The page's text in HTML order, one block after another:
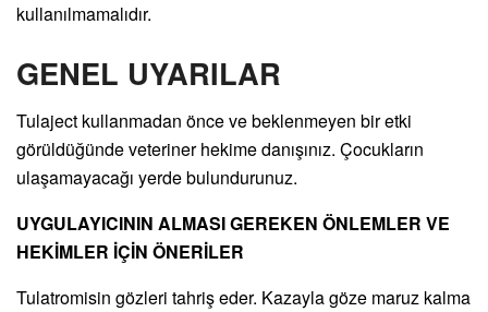
kullanılmamalıdır.
GENEL UYARILAR
Tulaject kullanmadan önce ve beklenmeyen bir etki
görüldüğünde veteriner hekime danışınız. Çocukların
ulaşamayacağı yerde bulundurunuz.
UYGULAYICININ ALMASI GEREKEN ÖNLEMLER VE
HEKİMLER İÇİN ÖNERİLER
Tulatromisin gözleri tahriş eder. Kazayla göze maruz kalma